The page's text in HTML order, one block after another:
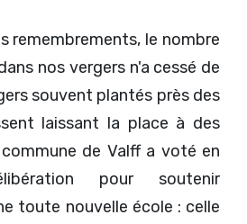
remembrements, le nombre
nos vergers n'a cessé de
souvent plantés près des
laissant la place à des
de Valff a voté en
pour soutenir
toute nouvelle école : celle